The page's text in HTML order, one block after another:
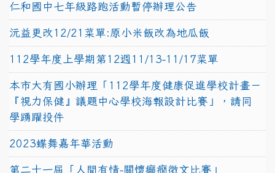
仁和國中七年級路跑活動暫停辦理公告
沅益更改12/21菜單:原小米飯改為地瓜飯
112學年度上學期第12週11/13-11/17菜單
本市大有國小辦理「112學年度健康促進學校計畫－
『視力保健』議題中心學校海報設計比賽」，請同
學踴躍投件
2023蝶舞嘉年華活動
第二十一屆「人間有情-關懷癲癇徵文比賽」